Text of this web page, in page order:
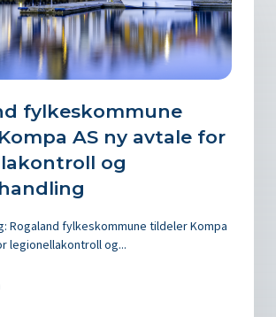
fylkeskommune
AS ny avtale for
og
Rogaland fylkeskommune tildeler Kompa
legionellakontroll og...